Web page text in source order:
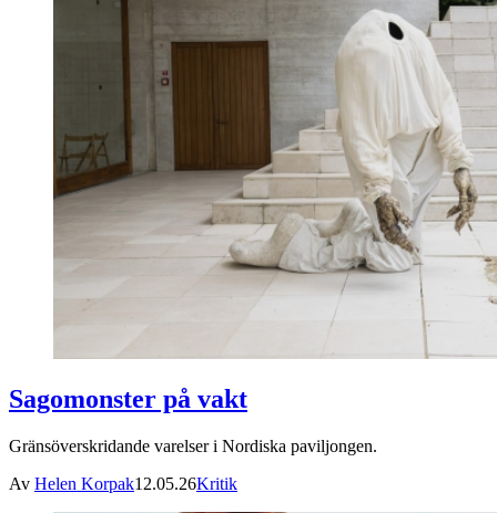
Sagomonster på vakt
Gränsöverskridande varelser i Nordiska paviljongen.
Av Helen Korpak12.05.26Kritik